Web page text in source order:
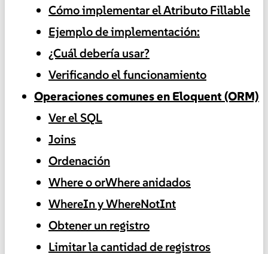
Cómo implementar el Atributo Fillable
Ejemplo de implementación:
¿Cuál debería usar?
Verificando el funcionamiento
Operaciones comunes en Eloquent (ORM)
Ver el SQL
Joins
Ordenación
Where o orWhere anidados
WhereIn y WhereNotInt
Obtener un registro
Limitar la cantidad de registros